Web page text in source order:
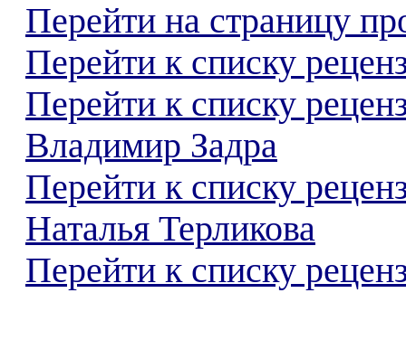
Перейти на страницу
Перейти к списку
Перейти к списку
Владимир Задра
Перейти к списку
Наталья Терликова
Перейти к списку